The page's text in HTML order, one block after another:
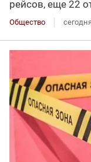
рейсов, еще 22
Общество